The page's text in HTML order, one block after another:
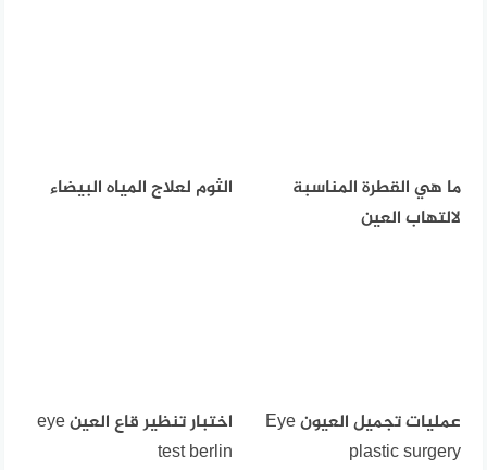
ما هي القطرة المناسبة
لالتهاب العين
الثوم لعلاج المياه البيضاء
عمليات تجميل العيون Eye
plastic surgery
اختبار تنظير قاع العين eye
test berlin